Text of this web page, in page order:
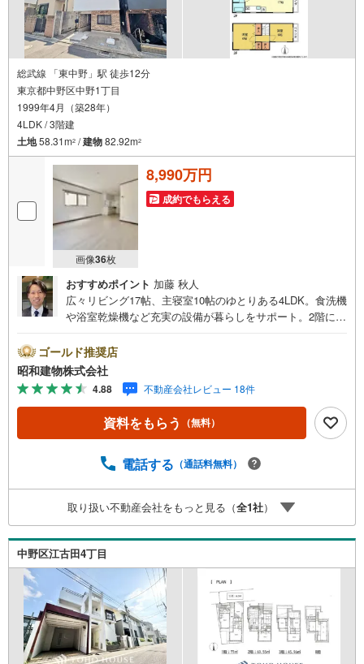
総武線 「東中野」駅 徒歩12分
東京都中野区中野1丁目
1999年4月（築28年）
4LDK / 3階建
土地58.31m2 /建物82.92m2
画像36枚
8,990万円
成約でもらえる
おすすめポイント 加藤 秋人
広々リビング17帖、主寝室10帖のゆとりある4LDK。食洗機
や浴室乾燥機など充実の設備が暮らしをサポート。2階に水
のアクセス良好で閑静な住宅街。小学校・中学校や保育園
が徒歩10分圏内にあり安心の子育て環境です。 ・・・地域
密着昭和建物です・・・ 西荻窪に創業44年、地域密着の
不動産会社です。 不動産購入、買換えには、不安がつき
もの。 物件の選定や住宅ローンはもちろん地域密着だから
こその情報をお伝え、ご提案いたします。 お気軽にご相
しております。 同じ立地、同じ建物は存在しません。唯一
チャイルド-シートの用意もございます。 ご家族で楽しくご
検討頂けるようご案内しておりますのでぜひ、お気軽にお
問い合わせください。 営業時間: 9:00 - 20:00
ゴールド推奨店
昭和建物株式会社
4.88 不動産会社レビュー 18件
資料をもらう （無料）
電話する （通話料無料）
取り扱い不動産会社をもっと見る（全1社）
中野区江古田4丁目